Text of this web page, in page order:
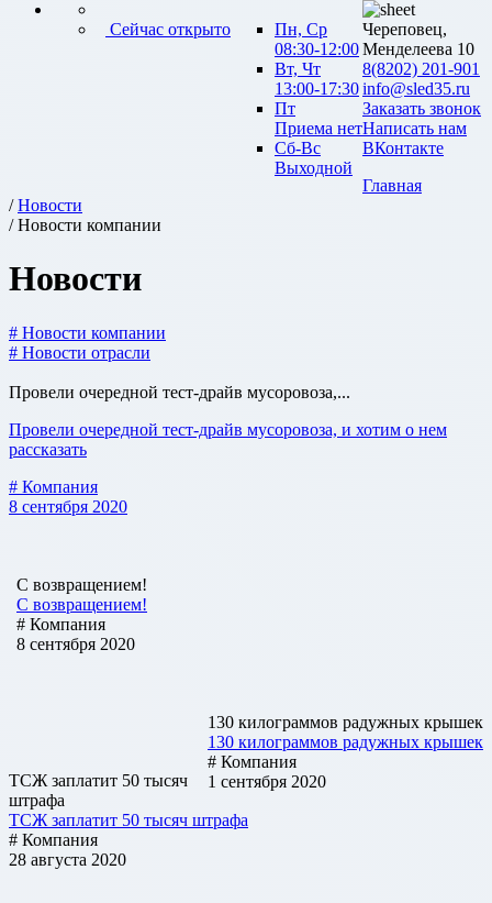
Сейчас открыто
Пн, Ср
08:30-12:00
Вт, Чт
13:00-17:30
Пт
Приема нет
Сб-Вс
Выходной
Череповец,
Менделеева 10
8(8202) 201-901
info@sled35.ru
Заказать звонок
Написать нам
ВКонтакте
Главная
/Новости
/ Новости компании
Новости
# Новости компании
# Новости отрасли
Провели очередной тест-драйв мусоровоза,...
Провели очередной тест-драйв мусоровоза, и хотим о нем
рассказать
# Компания
8 сентября 2020
С возвращением!
С возвращением!
# Компания
8 сентября 2020
130 килограммов радужных крышек
130 килограммов радужных крышек
# Компания
1 сентября 2020
ТСЖ заплатит 50 тысяч
штрафа
ТСЖ заплатит 50 тысяч штрафа
# Компания
28 августа 2020